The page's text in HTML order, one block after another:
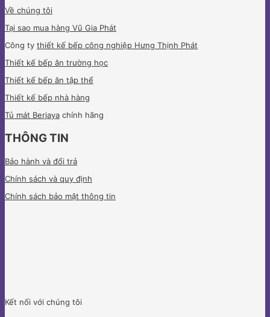
Về chúng tôi
Tại sao mua hàng Vũ Gia Phát
Công ty thiết kế bếp công nghiệp Hưng Thịnh Phát
Thiết kế bếp ăn trường học
Thiết kế bếp ăn tập thể
Thiết kế bếp nhà hàng
Tủ mát Berjaya chính hãng
THÔNG TIN
Bảo hành và đổi trả
Chính sách và quy định
Chính sách bảo mật thông tin
Kết nối với chúng tôi